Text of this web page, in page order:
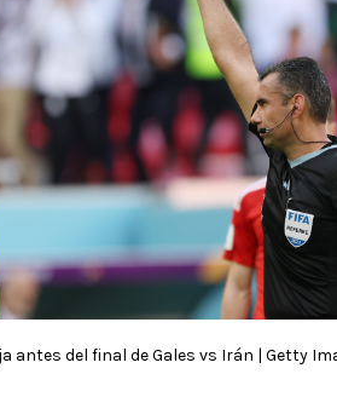
antes del final de Gales vs Irán | Getty